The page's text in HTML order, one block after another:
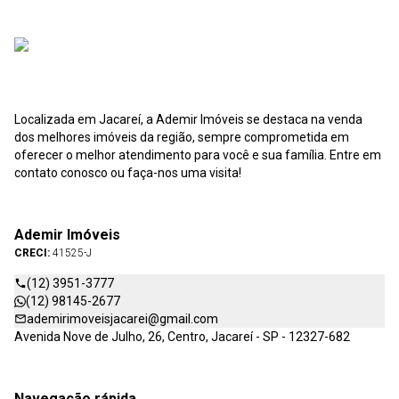
Localizada em Jacareí, a Ademir Imóveis se destaca na venda
dos melhores imóveis da região, sempre comprometida em
oferecer o melhor atendimento para você e sua família. Entre em
contato conosco ou faça-nos uma visita!
Ademir Imóveis
CRECI: 41525-J
(12) 3951-3777
(12) 98145-2677
ademirimoveisjacarei@gmail.com
Avenida Nove de Julho, 26, Centro, Jacareí - SP - 12327-682